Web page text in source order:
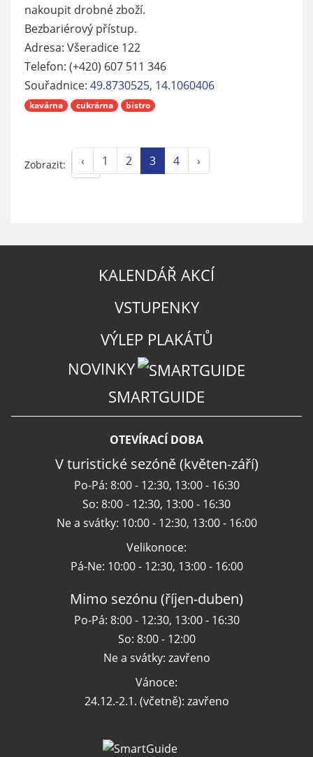
nakoupit drobné zboží.
Bezbariérový přístup.
Adresa: Všeradice 122
Telefon: (+420) 607 511 346
Souřadnice: 49.8730525, 14.1060406
kavárna cukrárna bistro
Zobrazit: ‹ 1 2 3 4 ›
KALENDÁŘ AKCÍ
VSTUPENKY
VÝLEP PLAKÁTŮ
NOVINKY
SMARTGUIDE
OTEVÍRACÍ DOBA
V turistické sezóně (květen-září)
Po-Pá: 8:00 - 12:30, 13:00 - 16:30
So: 8:00 - 12:30, 13:00 - 16:30
Ne a svátky: 10:00 - 12:30, 13:00 - 16:00
Velikonoce:
Pá-Ne: 10:00 - 12:30, 13:00 - 16:00
Mimo sezónu (říjen-duben)
Po-Pá: 8:00 - 12:30, 13:00 - 16:30
So: 8:00 - 12:00
Ne a svátky: zavřeno
Vánoce:
24.12.-2.1. (včetně): zavřeno